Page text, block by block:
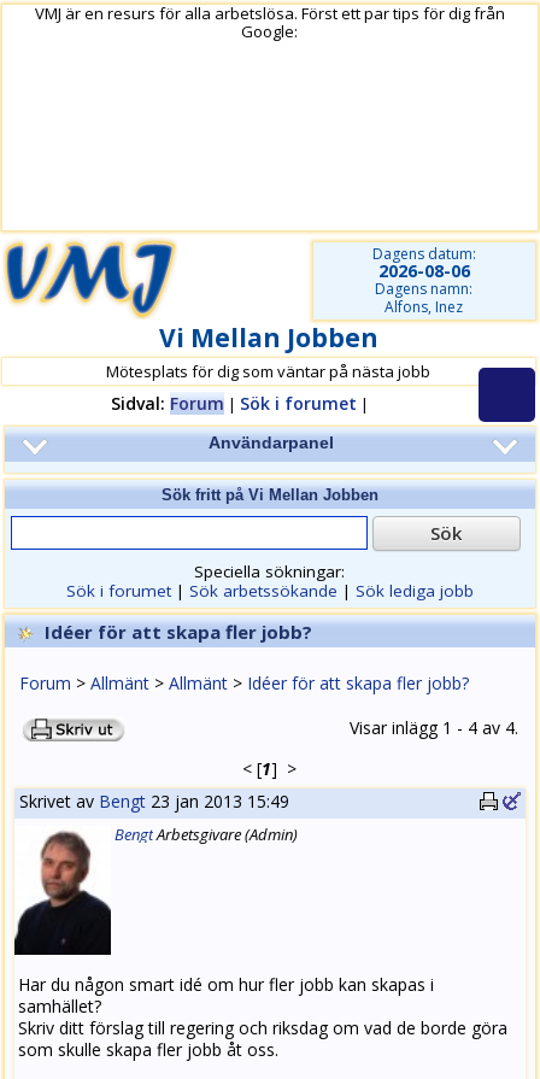
VMJ är en resurs för alla arbetslösa. Först ett par tips för dig från
Google:
Dagens datum:
2026-08-06
Dagens namn:
Alfons, Inez
Vi Mellan Jobben
Mötesplats för dig som väntar på nästa jobb
Sidval:Forum | Sök i forumet |
Användarpanel
Sök fritt på Vi Mellan Jobben
Speciella sökningar:
Sök i forumet| Sök arbetssökande | Sök lediga jobb
Idéer för att skapa fler jobb?
Forum > Allmänt> Allmänt> Idéer för att skapa fler jobb?
Visar inlägg 1 - 4 av 4.
<[1] >
Skrivet av Bengt 23 jan 2013 15:49
BengtArbetsgivare(Admin)
Har du någon smart idé om hur fler jobb kan skapas i
samhället?
Skriv ditt förslag till regering och riksdag om vad de borde göra
som skulle skapa fler jobb åt oss.